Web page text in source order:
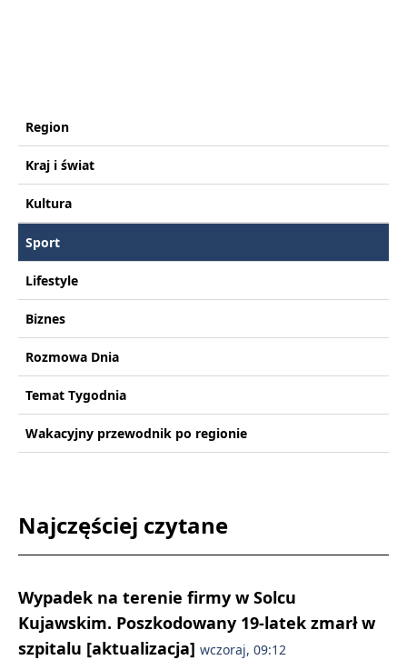
Region
Kraj i świat
Kultura
Sport
Lifestyle
Biznes
Rozmowa Dnia
Temat Tygodnia
Wakacyjny przewodnik po regionie
Najczęściej czytane
Wypadek na terenie firmy w Solcu
Kujawskim. Poszkodowany 19-latek zmarł w
szpitalu [aktualizacja] wczoraj, 09:12